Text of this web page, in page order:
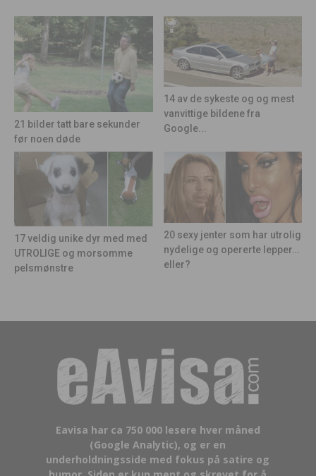
21 bilder tatt bare sekunder
før noen døde
14 av de sykeste og og mest
vanvittige bildene fra
Google...
17 veldig unike dyr med med
UTROLIGE og morsomme
pelsmønstre
20 sexy jenter som har utrolig
nydelige og opererte lepper…
eller?
Eavisa har ca 750 000 lesere hver måned
(Google Analytic), og er en
underholdningsside med fokus på satire og